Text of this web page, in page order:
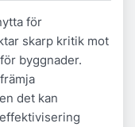
för
skarp kritik mot
byggnader.
det kan